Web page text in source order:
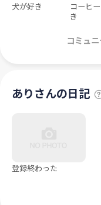
犬が好き
コーヒ
き
コミュ
ありさんの日記
登録終わった